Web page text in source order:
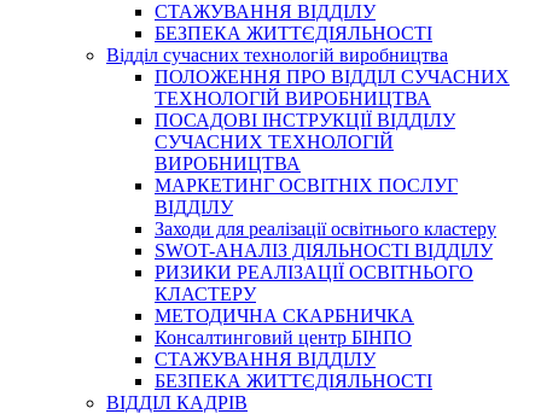
СТАЖУВАННЯ ВІДДІЛУ
БЕЗПЕКА ЖИТТЄДІЯЛЬНОСТІ
Відділ сучасних технологій виробництва
ПОЛОЖЕННЯ ПРО ВІДДІЛ СУЧАСНИХ
ТЕХНОЛОГІЙ ВИРОБНИЦТВА
ПОСАДОВІ ІНСТРУКЦІЇ ВІДДІЛУ
СУЧАСНИХ ТЕХНОЛОГІЙ
ВИРОБНИЦТВА
МАРКЕТИНГ ОСВІТНІХ ПОСЛУГ
ВІДДІЛУ
Заходи для реалізації освітнього кластеру
SWOT-АНАЛІЗ ДІЯЛЬНОСТІ ВІДДІЛУ
РИЗИКИ РЕАЛІЗАЦІЇ ОСВІТНЬОГО
КЛАСТЕРУ
МЕТОДИЧНА СКАРБНИЧКА
Консалтинговий центр БІНПО
СТАЖУВАННЯ ВІДДІЛУ
БЕЗПЕКА ЖИТТЄДІЯЛЬНОСТІ
ВІДДІЛ КАДРІВ